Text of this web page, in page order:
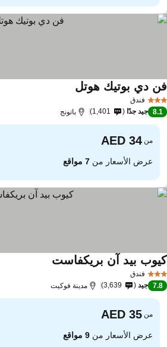
فندق
دي بوتيك هوتلمشاهدة الأسعار
8.1 جيد جدًا 1,401 باتونج
من
عرض الأسعار من7 مواقع
فندق
بيد آن بريكفاستمشاهدة الأسعار
7.8 جيد 3,639 مدينة فوكيت
من
عرض الأسعار من9 مواقع